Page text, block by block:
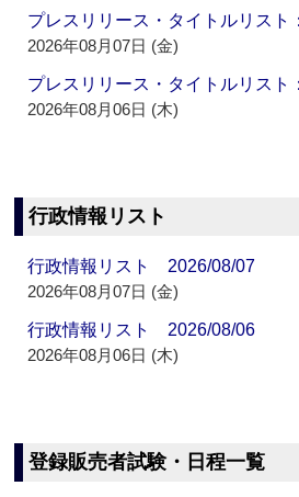
プレスリリース・タイトルリス
2026年08月07日 (金)
プレスリリース・タイトルリス
2026年08月06日 (木)
行政情報リスト
行政情報リスト 2026/08/07
2026年08月07日 (金)
行政情報リスト 2026/08/06
2026年08月06日 (木)
登録販売者試験・日程一覧